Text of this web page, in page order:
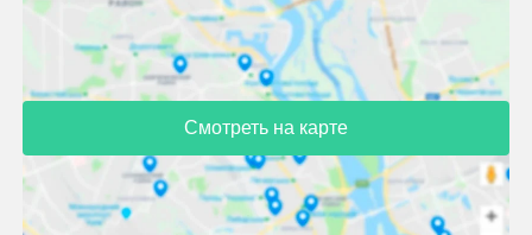
Смотреть на карте